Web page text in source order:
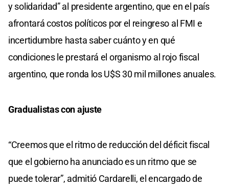
y solidaridad” al presidente argentino, que en el país
afrontará costos políticos por el reingreso al FMI e
incertidumbre hasta saber cuánto y en qué
condiciones le prestará el organismo al rojo fiscal
argentino, que ronda los U$S 30 mil millones anuales.
Gradualistas con ajuste
“Creemos que el ritmo de reducción del déficit fiscal
que el gobierno ha anunciado es un ritmo que se
puede tolerar”, admitió Cardarelli, el encargado de